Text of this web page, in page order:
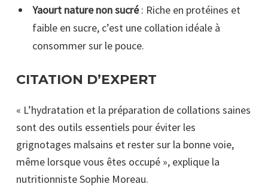
Yaourt nature non sucré: Riche en protéines et
faible en sucre, c’est une collation idéale à
consommer sur le pouce.
CITATION D’EXPERT
« L’hydratation et la préparation de collations saines
sont des outils essentiels pour éviter les
grignotages malsains et rester sur la bonne voie,
même lorsque vous êtes occupé », explique la
nutritionniste Sophie Moreau.